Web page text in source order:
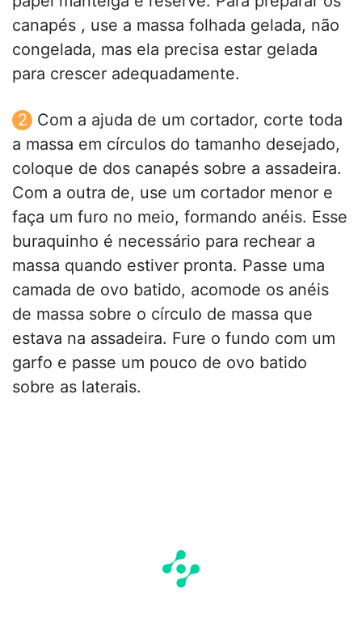
canapés , use a massa folhada gelada, não
congelada, mas ela precisa estar gelada
para crescer adequadamente.
Com a ajuda de um cortador, corte toda
a massa em círculos do tamanho desejado,
coloque de dos canapés sobre a assadeira.
Com a outra de, use um cortador menor e
faça um furo no meio, formando anéis. Esse
buraquinho é necessário para rechear a
massa quando estiver pronta. Passe uma
camada de ovo batido, acomode os anéis
de massa sobre o círculo de massa que
estava na assadeira. Fure o fundo com um
garfo e passe um pouco de ovo batido
sobre as laterais.